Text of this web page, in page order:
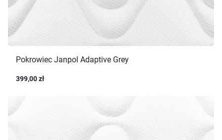
Pokrowiec Janpol Adaptive Grey
399,00 zł